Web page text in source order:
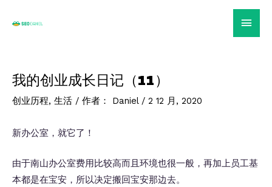
主
我的创业成长日记（11）
创业历程, 生活 / 作者： Daniel / 2 12 月, 2020
新办公室，就它了！
由于南山办公室费用比较高而且环境也很一般，再加上员工基
本都是在宝安，所以决定搬回宝安那边去。